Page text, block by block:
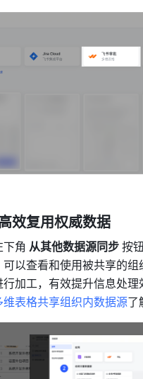
效复用权威数据
下角 从其他数据源同步 按
以查看和使用被共享的组
加工，有效提升信息处理
维表格共享组织内数据源了